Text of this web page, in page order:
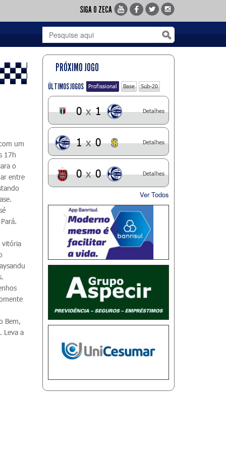
SIGA O ZECA
um
17h
o
entre
vitória
Bem,
Leva a
PRÓXIMO JOGO
ÚLTIMOS JOGOS Profissional Base Sub-20
0 x 1 Detalhes
1 x 0 Detalhes
0 x 0 Detalhes
Ver Todos